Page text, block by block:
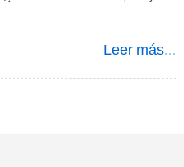
Leer más...